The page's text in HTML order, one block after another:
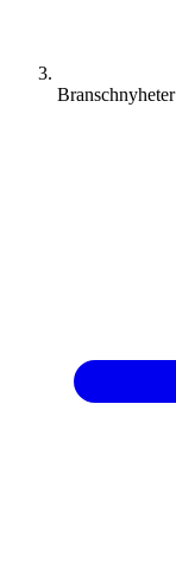
Branschnyheter